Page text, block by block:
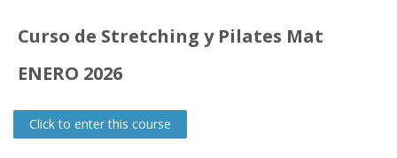
English ‎(en)‎
Search
courses
Curso de Stretching y Pilates Mat
ENERO 2026
Click to enter this course